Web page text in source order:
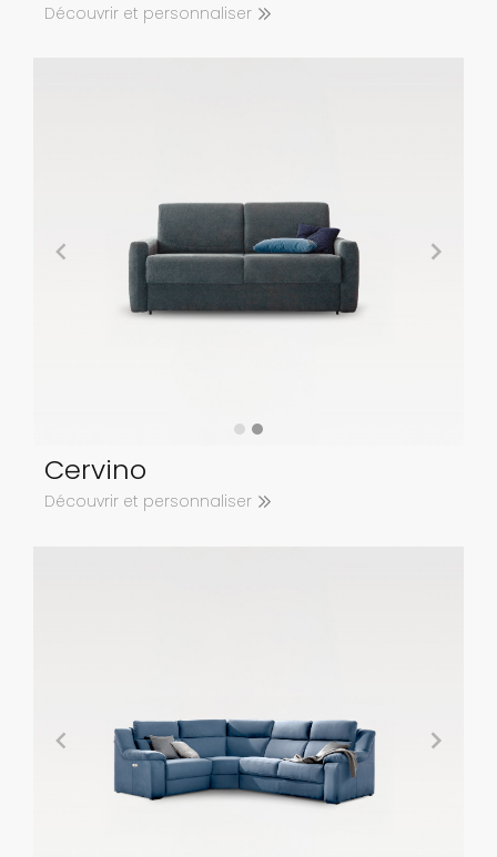
Découvrir et personnaliser
Cervino
Découvrir et personnaliser